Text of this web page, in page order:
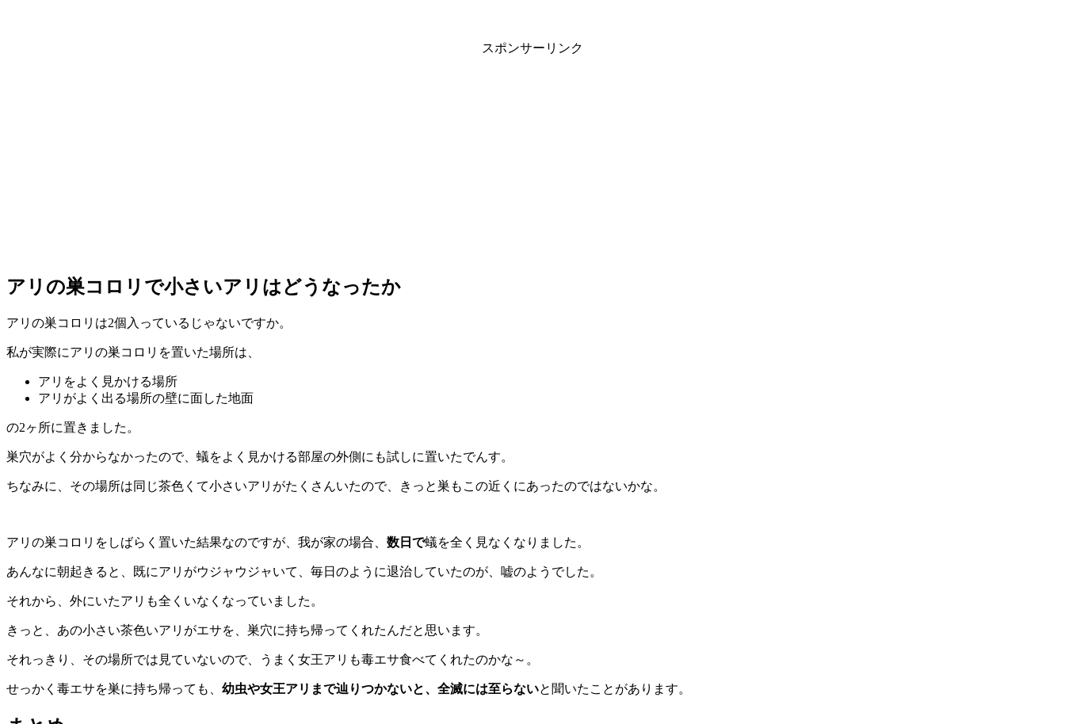
スポンサーリンク
アリの巣コロリで小さいアリはどうなったか
アリの巣コロリは2個入っているじゃないですか。
私が実際にアリの巣コロリを置いた場所は、
アリをよく見かける場所
アリがよく出る場所の壁に面した地面
の2ヶ所に置きました。
巣穴がよく分からなかったので、蟻をよく見かける部屋の外側にも試しに置いたでんす。
ちなみに、その場所は同じ茶色くて小さいアリがたくさんいたので、きっと巣もこの近くにあったのではないかな。
アリの巣コロリをしばらく置いた結果なのですが、我が家の場合、 数日で蟻を全く見なくなりました。
あんなに朝起きると、既にアリがウジャウジャいて、毎日のように退治していたのが、嘘のようでした。
それから、外にいたアリも全くいなくなっていました。
きっと、あの小さい茶色いアリがエサを、巣穴に持ち帰ってくれたんだと思います。
それっきり、その場所では見ていないので、うまく女王アリも毒エサ食べてくれたのかな～。
せっかく毒エサを巣に持ち帰っても、 幼虫や女王アリまで辿りつかないと、全滅には至らないと聞いたことがあります。